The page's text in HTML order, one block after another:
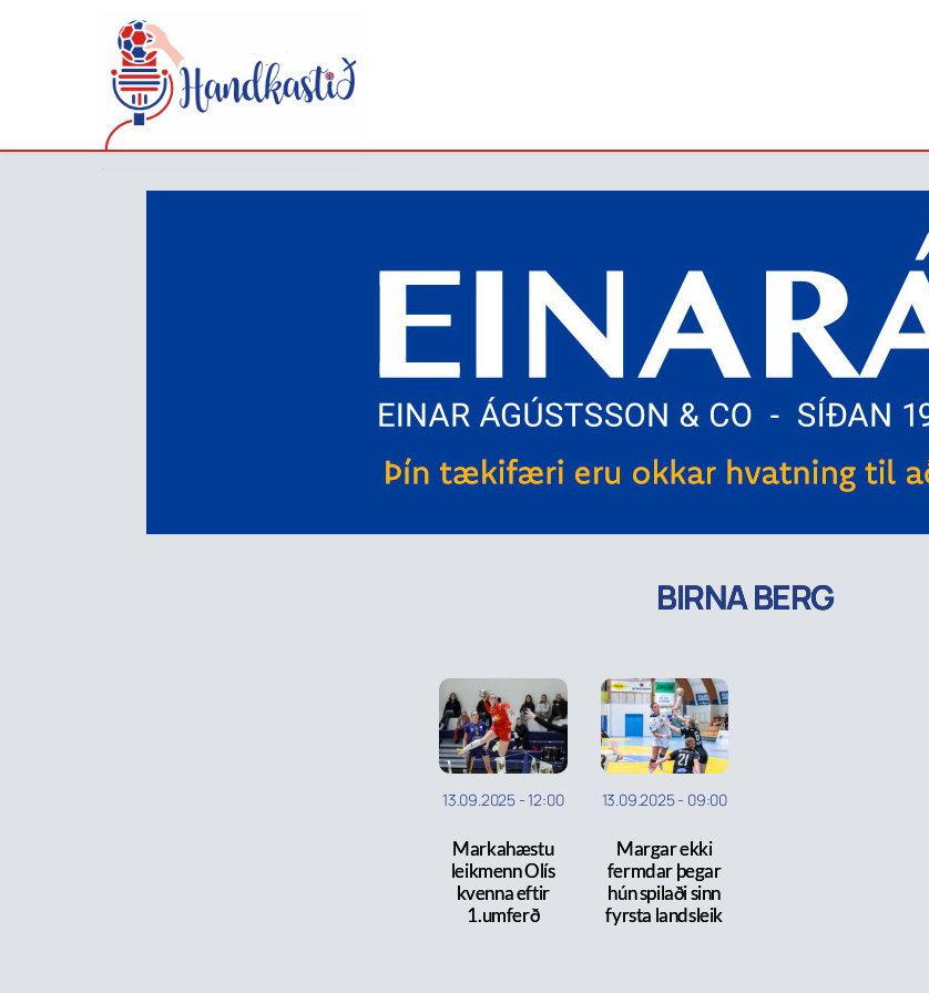
BIRNA BERG
13.09.2025 -12:00
Markahæstu
leikmenn Olís
kvenna eftir
1.umferð
13.09.2025- 09:00
Margar ekki
fermdar þegar
hún spilaði sinn
fyrsta landsleik